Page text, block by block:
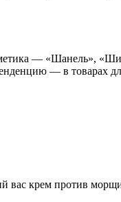
— «Шанель»,
— в товарах
вас крем против